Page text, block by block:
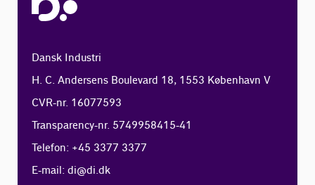
Dansk Industri
H. C. Andersens Boulevard 18, 1553 København V
CVR-nr. 16077593
Transparency-nr. 5749958415-41
Telefon: +45 3377 3377
E-mail:di@di.dk